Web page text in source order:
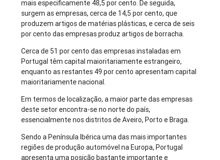
mais especificamente 48,5 por cento. De seguida,
surgem as empresas, cerca de 14,5 por cento, que
produzem artigos de matérias plásticas, e cerca de seis
por cento das empresas produz artigos de borracha.
Cerca de 51 por cento das empresas instaladas em
Portugal têm capital maioritariamente estrangeiro,
enquanto as restantes 49 por cento apresentam capital
maioritariamente nacional.
Em termos de localização, a maior parte das empresas
deste setor encontra-se no norte do país,
essencialmente nos distritos de Aveiro, Porto e Braga.
Sendo a Península Ibérica uma das mais importantes
regiões de produção automóvel na Europa, Portugal
apresenta uma posição bastante importante e